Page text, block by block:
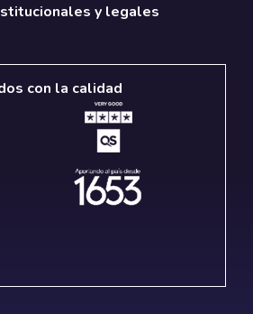
y legales
con la calidad